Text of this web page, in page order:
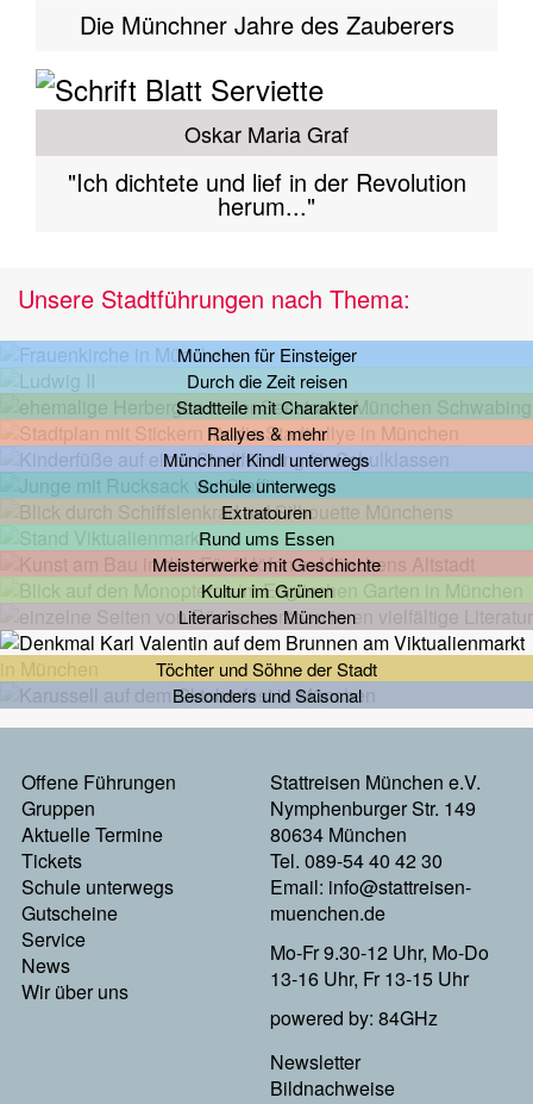
Die Münchner Jahre des Zauberers
Oskar Maria Graf
"Ich dichtete und lief in der Revolution
herum..."
Unsere Stadtführungen nach Thema:
München für Einsteiger
Durch die Zeit reisen
Stadtteile mit Charakter
Rallyes & mehr
Münchner Kindl unterwegs
Schule unterwegs
Extratouren
Rund ums Essen
Meisterwerke mit Geschichte
Kultur im Grünen
Literarisches München
Töchter und Söhne der Stadt
Besonders und Saisonal
Footermenu
Links
Offene Führungen
Gruppen
Aktuelle Termine
Tickets
Schule unterwegs
Gutscheine
Service
News
Wir über uns
Stattreisen München e.V.
Nymphenburger Str. 149
80634 München
Tel. 089-54 40 42 30
Email: info@stattreisen-
muenchen.de
Mo-Fr 9.30-12 Uhr, Mo-Do
13-16 Uhr, Fr 13-15 Uhr
powered by: 84GHz
Footer
Newsletter
Bildnachweise